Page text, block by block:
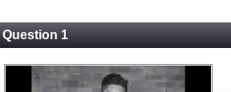
Question 1